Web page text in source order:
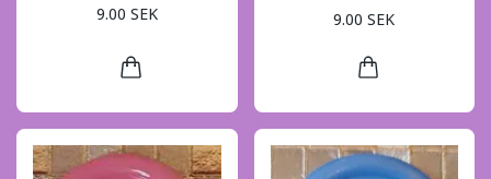
9.00 SEK
9.00 SEK